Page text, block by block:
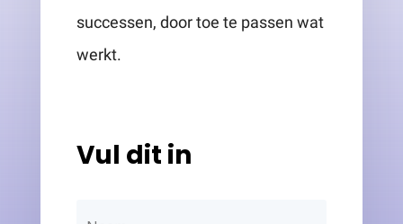
successen, door toe te passen wat
werkt.
Vul dit in